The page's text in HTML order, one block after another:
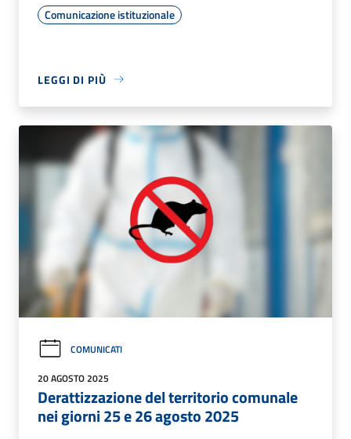
Comunicazione istituzionale
LEGGI DI PIÙ
COMUNICATI
20 AGOSTO 2025
Derattizzazione del territorio comunale
nei giorni 25 e 26 agosto 2025